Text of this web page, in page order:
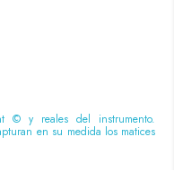
© y reales del instrumento.
en su medida los matices